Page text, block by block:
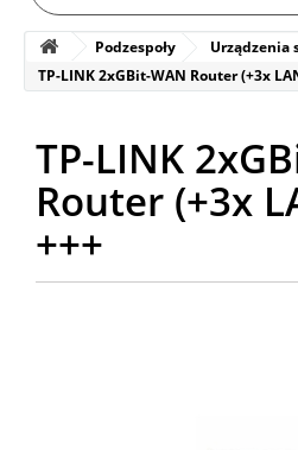
Podzespoły Urządzenia
TP-LINK 2xGBit-WAN Router (+3x
TP-LINK
Router (+3x
+++